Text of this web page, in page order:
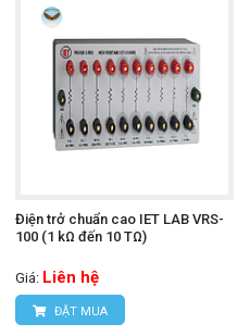
Điện trở chuẩn cao IET LAB VRS-
100 (1 kΩ đến 10 TΩ)
Giá: Liên hệ
ĐẶT MUA